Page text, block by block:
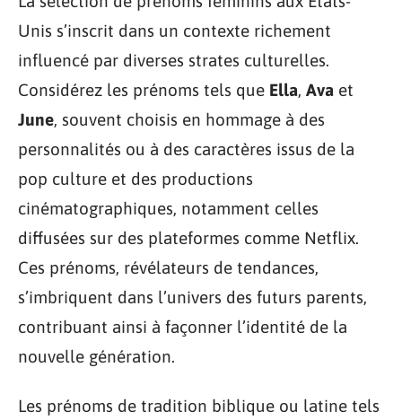
Unis s’inscrit dans un contexte richement
influencé par diverses strates culturelles.
Considérez les prénoms tels que Ella, Ava et
June, souvent choisis en hommage à des
personnalités ou à des caractères issus de la
pop culture et des productions
cinématographiques, notamment celles
diffusées sur des plateformes comme Netflix.
Ces prénoms, révélateurs de tendances,
s’imbriquent dans l’univers des futurs parents,
contribuant ainsi à façonner l’identité de la
nouvelle génération.
Les prénoms de tradition biblique ou latine tels